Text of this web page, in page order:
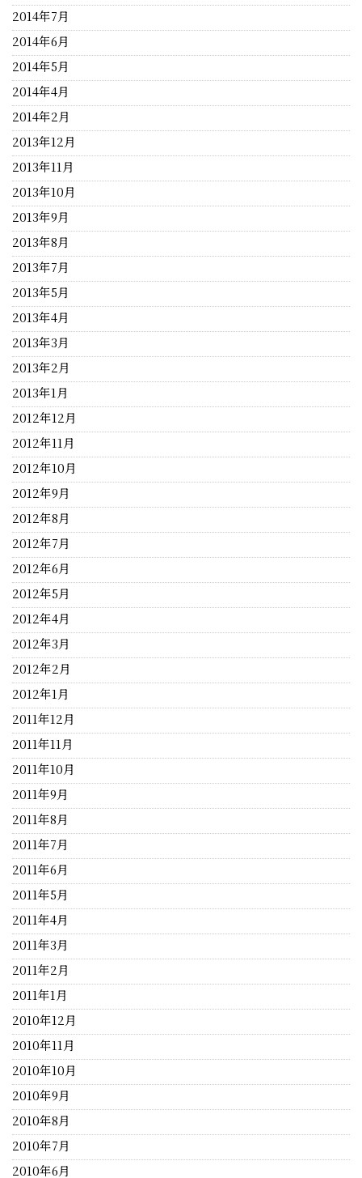
2014年7月
2014年6月
2014年5月
2014年4月
2014年2月
2013年12月
2013年11月
2013年10月
2013年9月
2013年8月
2013年7月
2013年5月
2013年4月
2013年3月
2013年2月
2013年1月
2012年12月
2012年11月
2012年10月
2012年9月
2012年8月
2012年7月
2012年6月
2012年5月
2012年4月
2012年3月
2012年2月
2012年1月
2011年12月
2011年11月
2011年10月
2011年9月
2011年8月
2011年7月
2011年6月
2011年5月
2011年4月
2011年3月
2011年2月
2011年1月
2010年12月
2010年11月
2010年10月
2010年9月
2010年8月
2010年7月
2010年6月